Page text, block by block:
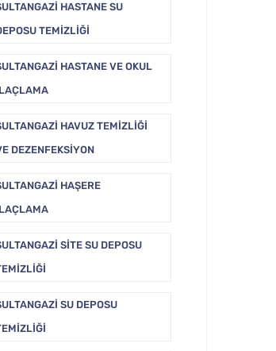
HASTANE SU
TEMIZLIĞI
HASTANE VE OKUL
HAVUZ TEMIZLIĞI
DEZENFEKSIYON
HAŞERE
SITE SU DEPOSU
SU DEPOSU